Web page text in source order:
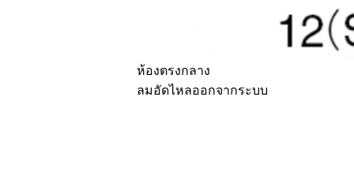
ห้องตรงกลาง
ลมอัดไหลออกจากระบบ